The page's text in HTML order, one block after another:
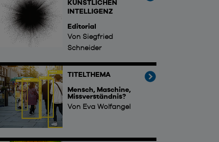
KÜNSTLICHEN
INTELLIGENZ
Editorial
Von Siegfried
Schneider
TITELTHEMA
Mensch, Maschine,
Missverständnis?
Von Eva Wolfangel